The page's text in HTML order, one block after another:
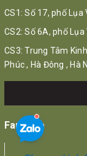
CS1: Số 17, phố Lụa
CS2: Số 6A, phố Lụa
CS3: Trung Tâm
Phúc , Hà Đông , Hà
Fanpage